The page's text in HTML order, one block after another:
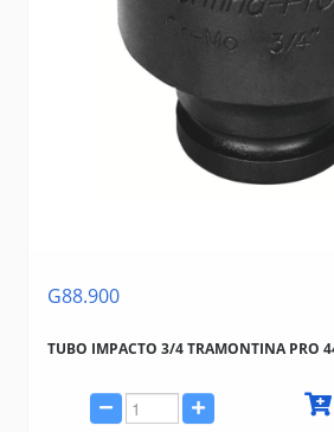
G88.900
TUBO IMPACTO 3/4 TRAMONTINA PRO